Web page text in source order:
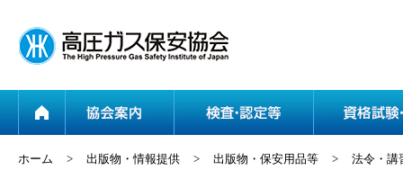
協会案内
ホーム > 出版物・情報提供 > 出版物・保安用品等 > 法令・講